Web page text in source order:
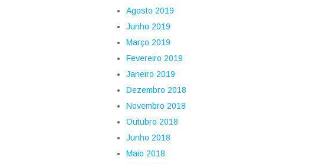
Agosto 2019
Junho 2019
Março 2019
Fevereiro 2019
Janeiro 2019
Dezembro 2018
Novembro 2018
Outubro 2018
Junho 2018
Maio 2018